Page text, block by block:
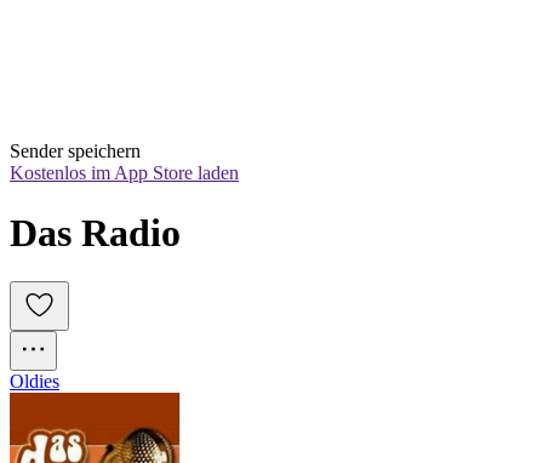
Sender speichern
Kostenlos im App Store laden
Das Radio
Oldies